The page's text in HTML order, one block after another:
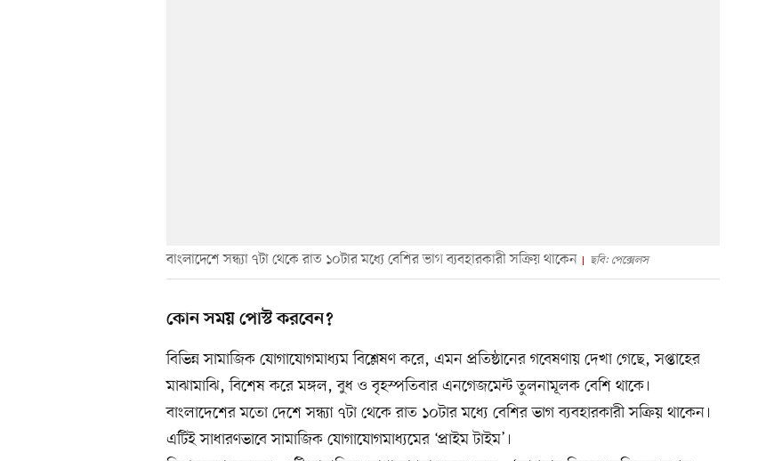
বাংলাদেশে সন্ধ্যা ৭টা থেকে রাত ১০টার মধ্যে বেশির ভাগ ব্যবহারকারী সক্রিয় থাকেন ছবি: পেক্সেলস
কোন সময় পোস্ট করবেন?
বিভিন্ন সামাজিক যোগাযোগমাধ্যম বিশ্লেষণ করে, এমন প্রতিষ্ঠানের গবেষণায় দেখা গেছে, সপ্তাহের
মাঝামাঝি, বিশেষ করে মঙ্গল, বুধ ও বৃহস্পতিবার এনগেজমেন্ট তুলনামূলক বেশি থাকে।
বাংলাদেশের মতো দেশে সন্ধ্যা ৭টা থেকে রাত ১০টার মধ্যে বেশির ভাগ ব্যবহারকারী সক্রিয় থাকেন।
এটিই সাধারণভাবে সামাজিক যোগাযোগমাধ্যমের ‘প্রাইম টাইম’।